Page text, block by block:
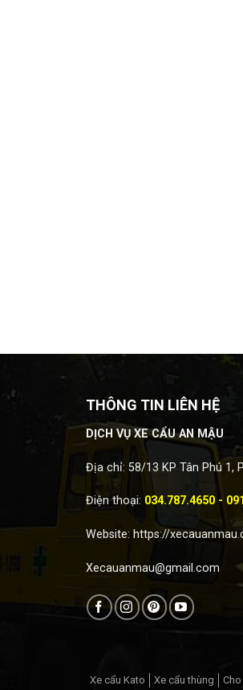
THÔNG TIN LIÊN HỆ
DỊCH VỤ XE CẨU AN MẬU
Địa chỉ: 58/13 KP Tân Phú 1,
Điện thoại: 034.787.4650 -
Website: https://
Xecauanmau@gmail.com
Xe cẩu Kato Xe cẩu thùng